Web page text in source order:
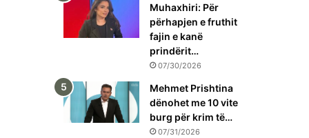
Muhaxhiri: Për
përhapjen e fruthit
fajin e kanë
prindërit…
07/30/2026
Mehmet Prishtina
dënohet me 10 vite
burg për krim të…
07/31/2026